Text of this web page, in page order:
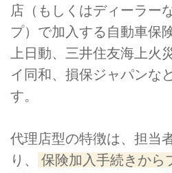
店（もしくはディーラー
プ）で加入する自動車保
上日動、三井住友海上火
イ同和、損保ジャパンな
す。
代理店型の特徴は、担当
り、
保険加入手続きから